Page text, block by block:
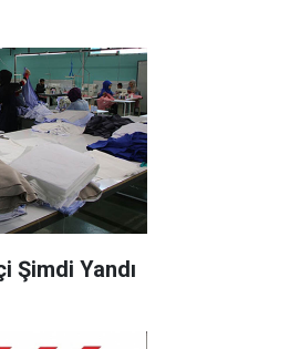
Şimdi Yandı